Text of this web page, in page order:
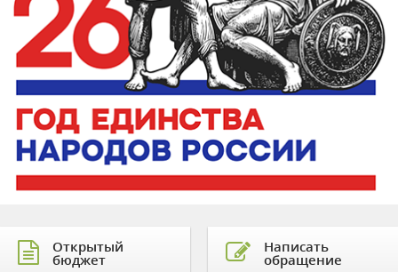
Открытый
бюджет
Написать
обращение